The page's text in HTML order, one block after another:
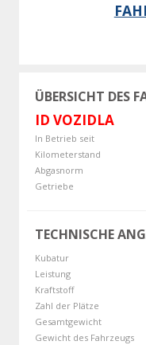
ÜBERSICHT DES
ID VOZIDLA
In Betrieb seit
Kilometerstand
Abgasnorm
Getriebe
TECHNISCHE
Kubatur
Leistung
Kraftstoff
Zahl der Plätze
Gesamtgewicht
Gewicht des Fahrzeugs